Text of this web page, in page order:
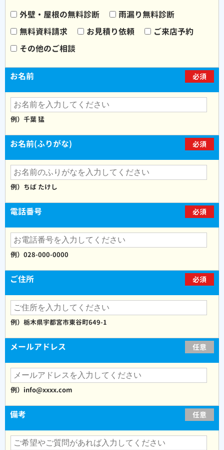
外壁・屋根の無料診断
雨漏り無料診断
無料資料請求
お見積り依頼
ご来店予約
その他のご相談
お名前 必須
例）千葉 猛
お名前(ふりがな) 必須
例）ちば たけし
電話番号 必須
例）028-000-0000
ご住所 必須
例）栃木県宇都宮市東谷町649-1
メールアドレス 任意
例）info@xxxx.com
備考 任意